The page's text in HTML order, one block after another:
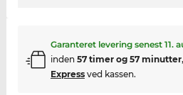
Garanteret levering senest 11.
inden 57 timer og 57 minutter
Expressved kassen.